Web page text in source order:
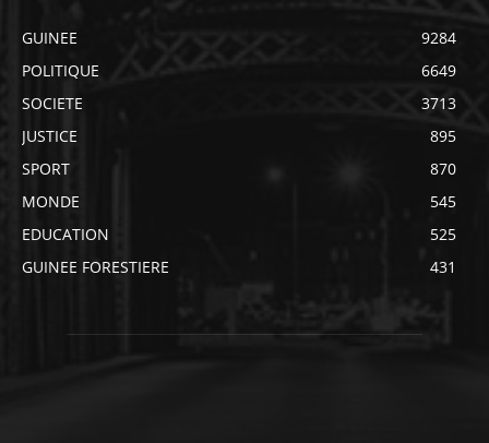
GUINEE
9284
POLITIQUE
6649
SOCIETE
3713
JUSTICE
895
SPORT
870
MONDE
545
EDUCATION
525
GUINEE FORESTIERE
431